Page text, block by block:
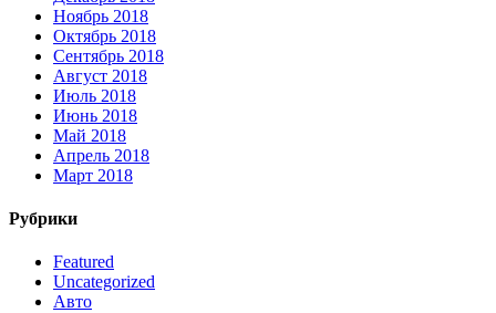
Ноябрь 2018
Октябрь 2018
Сентябрь 2018
Август 2018
Июль 2018
Июнь 2018
Май 2018
Апрель 2018
Март 2018
Рубрики
Featured
Uncategorized
Авто